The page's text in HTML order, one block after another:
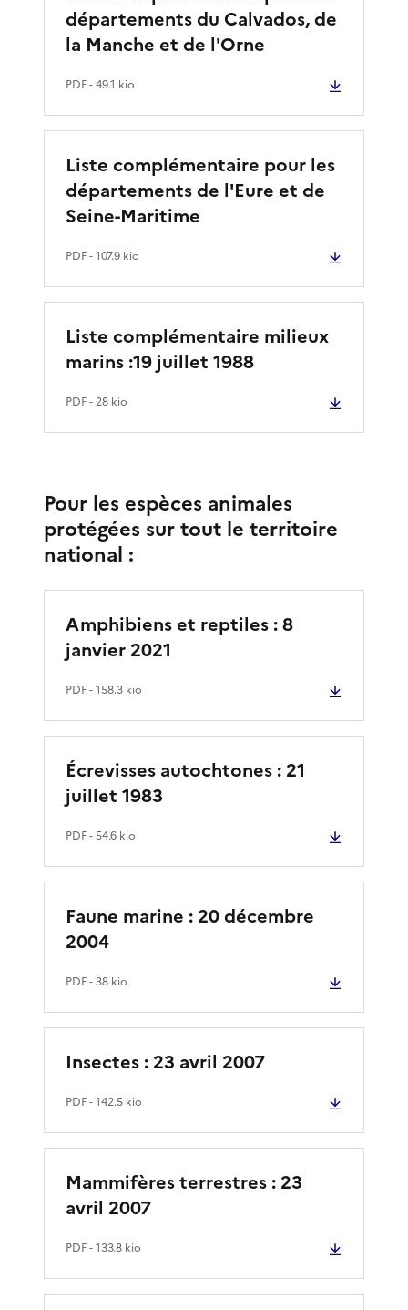
départements du Calvados, de
la Manche et de l'Orne
PDF- 49.1 kio
Liste complémentaire pour les
départements de l'Eure et de
Seine-Maritime
PDF- 107.9 kio
Liste complémentaire milieux
marins :19 juillet 1988
PDF- 28 kio
Pour les espèces animales
protégées sur tout le territoire
national :
Amphibiens et reptiles : 8
janvier 2021
PDF- 158.3 kio
Écrevisses autochtones : 21
juillet 1983
PDF- 54.6 kio
Faune marine : 20 décembre
2004
PDF- 38 kio
Insectes : 23 avril 2007
PDF- 142.5 kio
Mammifères terrestres : 23
avril 2007
PDF- 133.8 kio